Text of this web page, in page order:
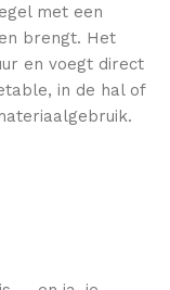
met een
brengt. Het
en voegt direct
in de hal of